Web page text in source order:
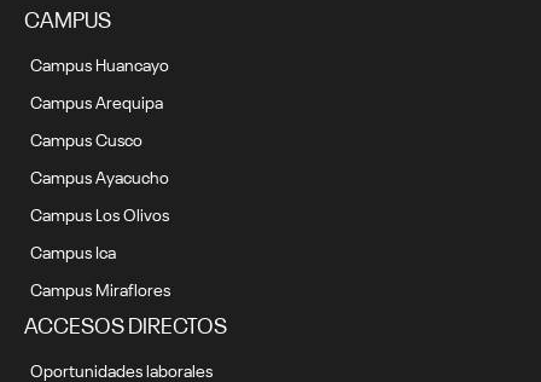
CAMPUS
Campus Huancayo
Campus Arequipa
Campus Cusco
Campus Ayacucho
Campus Los Olivos
Campus Ica
Campus Miraflores
ACCESOS DIRECTOS
Oportunidades laborales